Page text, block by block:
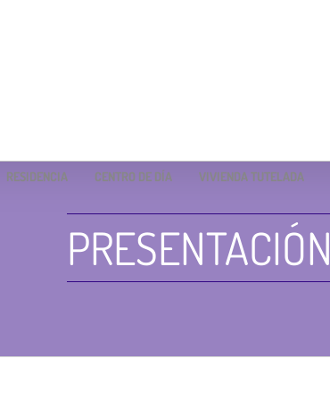
RESIDENCIA CENTRO DE DÍA VIVIENDA TUTELADA
PRESENTACIÓN